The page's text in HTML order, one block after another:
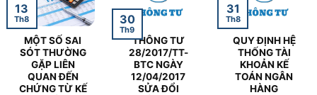
MỘT SỐ SAI
SÓT THƯỜNG
GẶP LIÊN
QUAN ĐẾN
CHỨNG TỪ KẾ
13
Th8
THÔNG TƯ
28/2017/TT-
BTC NGÀY
12/04/2017
SỬA ĐỔI
30
Th9
QUY ĐỊNH HỆ
THỐNG TÀI
KHOẢN KẾ
TOÁN NGÂN
HÀNG
31
Th8